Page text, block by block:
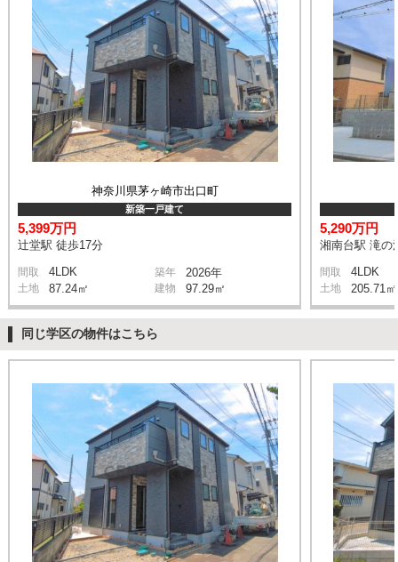
神奈川県茅ヶ崎市出口町
新築一戸建て
5,399万円
辻堂駅 徒歩17分
間取 4LDK 築年 2026年
土地 87.24㎡ 建物 97.29㎡
5,290万円
湘南台駅 滝の
間取 4LDK
土地 205.71㎡
同じ学区の物件はこちら